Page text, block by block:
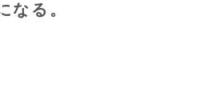
なる。